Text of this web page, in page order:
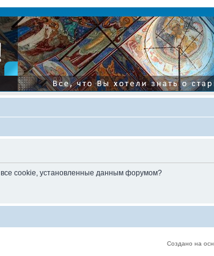
все cookie, установленные данным форумом?
Создано на